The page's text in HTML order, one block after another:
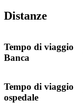
Distanze
Tempo di viaggio
Banca
Tempo di viaggio
ospedale